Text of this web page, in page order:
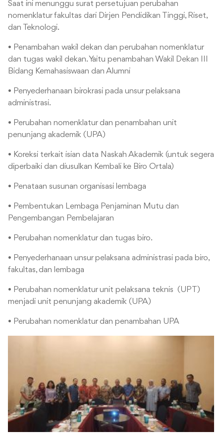
Saat ini menunggu surat persetujuan perubahan
nomenklatur fakultas dari Dirjen Pendidikan Tinggi, Riset,
dan Teknologi.
• Penambahan wakil dekan dan perubahan nomenklatur
dan tugas wakil dekan. Yaitu penambahan Wakil Dekan III
Bidang Kemahasiswaan dan Alumni
• Penyederhanaan birokrasi pada unsur pelaksana
administrasi.
• Perubahan nomenklatur dan penambahan unit
penunjang akademik (UPA)
• Koreksi terkait isian data Naskah Akademik (untuk segera
diperbaiki dan diusulkan Kembali ke Biro Ortala)
• Penataan susunan organisasi lembaga
• Pembentukan Lembaga Penjaminan Mutu dan
Pengembangan Pembelajaran
• Perubahan nomenklatur dan tugas biro.
• Penyederhanaan unsur pelaksana administrasi pada biro,
fakultas, dan lembaga
• Perubahan nomenklatur unit pelaksana teknis (UPT)
menjadi unit penunjang akademik (UPA)
• Perubahan nomenklatur dan penambahan UPA